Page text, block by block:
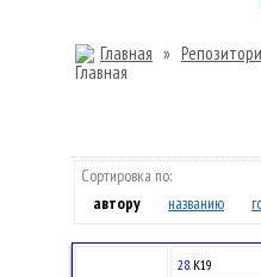
Главная »
Сортировка по:
автору
названию
28.К19